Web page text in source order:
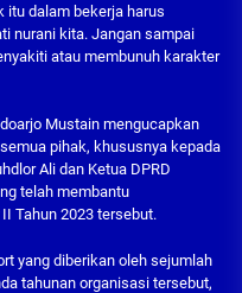
itu dalam bekerja harus
nurani kita. Jangan sampai
atau membunuh karakter
Mustain mengucapkan
pihak, khususnya kepada
Ali dan Ketua DPRD
telah membantu
Tahun 2023 tersebut.
yang diberikan oleh sejumlah
tahunan organisasi tersebut,